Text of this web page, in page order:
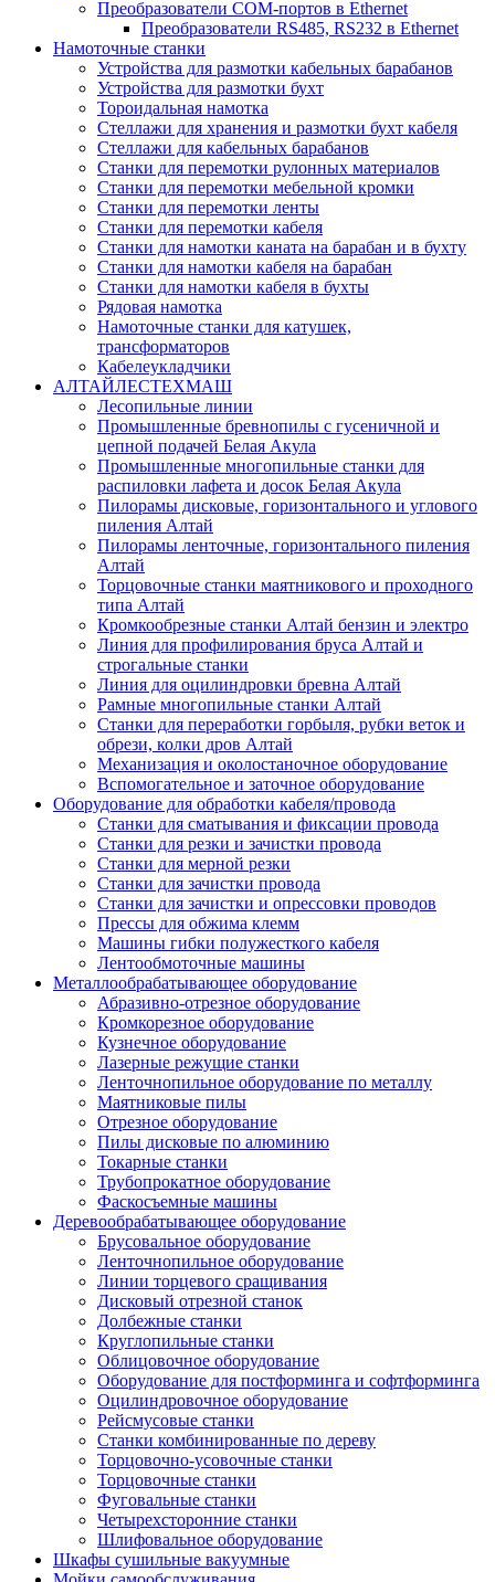
Преобразователи COM-портов в Ethernet
Преобразователи RS485, RS232 в Ethernet
Намоточные станки
Устройства для размотки кабельных барабанов
Устройства для размотки бухт
Тороидальная намотка
Стеллажи для хранения и размотки бухт кабеля
Стеллажи для кабельных барабанов
Станки для перемотки рулонных материалов
Станки для перемотки мебельной кромки
Станки для перемотки ленты
Станки для перемотки кабеля
Станки для намотки каната на барабан и в бухту
Станки для намотки кабеля на барабан
Станки для намотки кабеля в бухты
Рядовая намотка
Намоточные станки для катушек,
трансформаторов
Кабелеукладчики
АЛТАЙЛЕСТЕХМАШ
Лесопильные линии
Промышленные бревнопилы с гусеничной и
цепной подачей Белая Акула
Промышленные многопильные станки для
распиловки лафета и досок Белая Акула
Пилорамы дисковые, горизонтального и углового
пиления Алтай
Пилорамы ленточные, горизонтального пиления
Алтай
Торцовочные станки маятникового и проходного
типа Алтай
Кромкообрезные станки Алтай бензин и электро
Линия для профилирования бруса Алтай и
строгальные станки
Линия для оцилиндровки бревна Алтай
Рамные многопильные станки Алтай
Станки для переработки горбыля, рубки веток и
обрези, колки дров Алтай
Механизация и околостаночное оборудование
Вспомогательное и заточное оборудование
Оборудование для обработки кабеля/провода
Станки для сматывания и фиксации провода
Станки для резки и зачистки провода
Станки для мерной резки
Станки для зачистки провода
Станки для зачистки и опрессовки проводов
Прессы для обжима клемм
Машины гибки полужесткого кабеля
Лентообмоточные машины
Металлообрабатывающее оборудование
Абразивно-отрезное оборудование
Кромкорезное оборудование
Кузнечное оборудование
Лазерные режущие станки
Ленточнопильное оборудование по металлу
Маятниковые пилы
Отрезное оборудование
Пилы дисковые по алюминию
Токарные станки
Трубопрокатное оборудование
Фаскосъемные машины
Деревообрабатывающее оборудование
Брусовальное оборудование
Ленточнопильное оборудование
Линии торцевого сращивания
Дисковый отрезной станок
Долбежные станки
Круглопильные станки
Облицовочное оборудование
Оборудование для постформинга и софтформинга
Оцилиндровочное оборудование
Рейсмусовые станки
Станки комбинированные по дереву
Торцовочно-усовочные станки
Торцовочные станки
Фуговальные станки
Четырехсторонние станки
Шлифовальное оборудование
Шкафы сушильные вакуумные